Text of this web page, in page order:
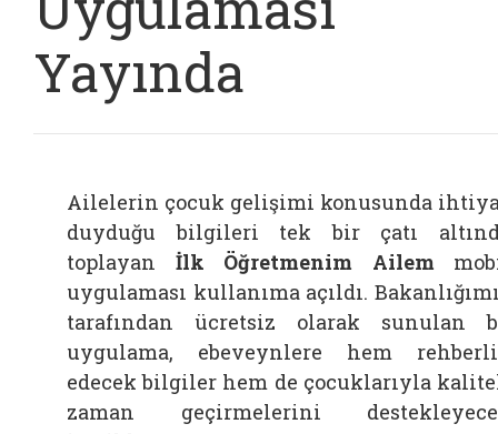
Yayında
Ailelerin çocuk gelişimi konusunda
duyduğu bilgileri tek bir çatı
toplayan İlk Öğretmenim Ailem
uygulaması kullanıma açıldı.
tarafından ücretsiz olarak sunulan
uygulama, ebeveynlere hem
edecek bilgiler hem de çocuklarıyla
zaman geçirmelerini